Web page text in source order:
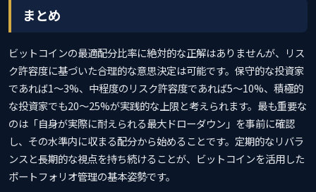
まとめ
ビットコインの最適配分比率に絶対的な正解はありませんが、リス
ク許容度に基づいた合理的な意思決定は可能です。保守的な投資家
であれば1〜3%、中程度のリスク許容度であれば5〜10%、積極的
な投資家でも20〜25%が実践的な上限と考えられます。最も重要な
のは「自身が実際に耐えられる最大ドローダウン」を事前に確認
し、その水準内に収まる配分から始めることです。定期的なリバラ
ンスと長期的な視点を持ち続けることが、ビットコインを活用した
ポートフォリオ管理の基本姿勢です。